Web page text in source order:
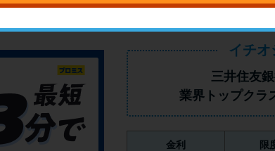
イチ
三井住友
業界トップクラ
金利 限